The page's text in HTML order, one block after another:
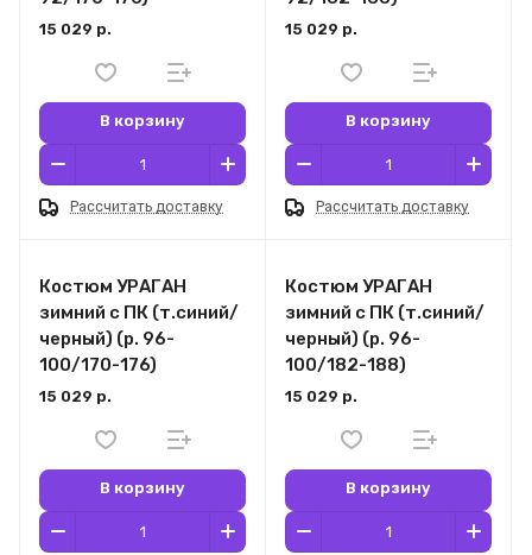
15 029 р.
В корзину
Рассчитать доставку
15 029 р.
В корзину
Рассчитать доставку
Костюм УРАГАН
зимний с ПК (т.синий/
черный) (р. 96-
100/170-176)
15 029 р.
В корзину
Костюм УРАГАН
зимний с ПК (т.синий/
черный) (р. 96-
100/182-188)
15 029 р.
В корзину